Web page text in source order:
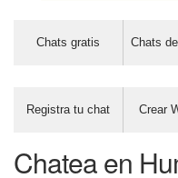
Chats gratis Chats
Registra tu chat Crear
Chatea en